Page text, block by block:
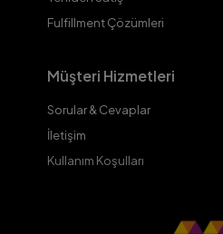
Fulfillment Çözümleri
Müşteri Hizmetleri
Sorular & Cevaplar
İletişim
Kullanım Koşulları